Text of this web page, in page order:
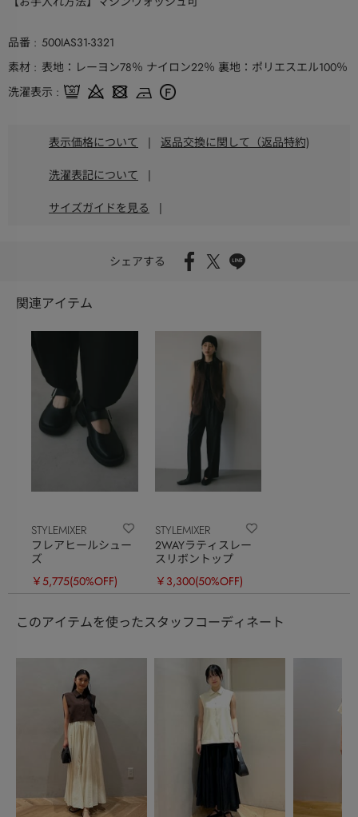
品番
500IAS31-3321
素材
表地：レーヨン78％ ナイロン22％ 裏地：ポリエスエル100％
洗濯表示
表示価格について | 返品交換に関して（返品特約)
洗濯表記について |
サイズガイドを見る |
シェアする
関連アイテム
STYLEMIXER
フレアヒールシュー
ズ
￥5,775(50%OFF)
STYLEMIXER
2WAYラティスレー
スリボントップ
￥3,300(50%OFF)
このアイテムを使ったスタッフコーディネート